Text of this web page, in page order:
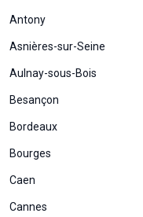
Antony
Asnières-sur-Seine
Aulnay-sous-Bois
Besançon
Bordeaux
Bourges
Caen
Cannes